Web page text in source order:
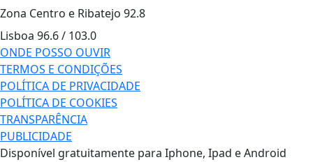
Zona Centro e Ribatejo 92.8
Lisboa 96.6 / 103.0
ONDE POSSO OUVIR
TERMOS E CONDIÇÕES
POLÍTICA DE PRIVACIDADE
POLÍTICA DE COOKIES
TRANSPARÊNCIA
PUBLICIDADE
Disponível gratuitamente para Iphone, Ipad e Android